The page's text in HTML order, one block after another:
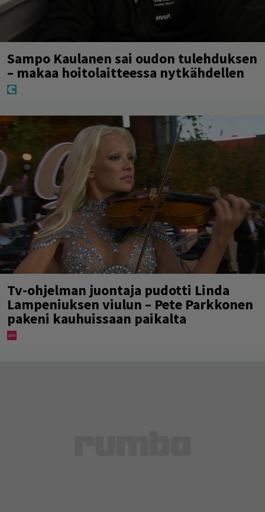
Sampo Kaulanen sai oudon tulehduksen
– makaa hoitolaitteessa nytkähdellen
Tv-ohjelman juontaja pudotti Linda
Lampeniuksen viulun – Pete Parkkonen
pakeni kauhuissaan paikalta